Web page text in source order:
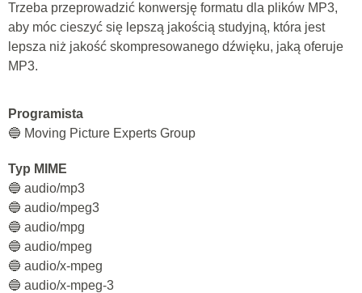
Trzeba przeprowadzić konwersję formatu dla plików MP3,
aby móc cieszyć się lepszą jakością studyjną, która jest
lepsza niż jakość skompresowanego dźwięku, jaką oferuje
MP3.
Programista
🔵 Moving Picture Experts Group
Typ MIME
🔵 audio/mp3
🔵 audio/mpeg3
🔵 audio/mpg
🔵 audio/mpeg
🔵 audio/x-mpeg
🔵 audio/x-mpeg-3